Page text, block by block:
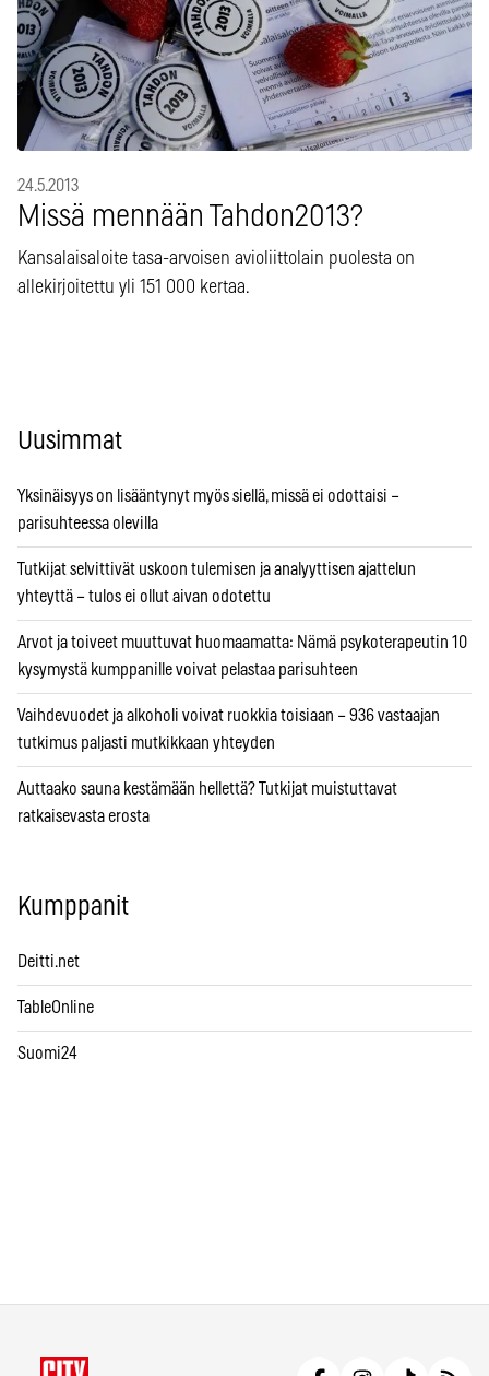
24.5.2013
Missä mennään Tahdon2013?
Kansalaisaloite tasa-arvoisen avioliittolain puolesta on
allekirjoitettu yli 151 000 kertaa.
Uusimmat
Yksinäisyys on lisääntynyt myös siellä, missä ei odottaisi –
parisuhteessa olevilla
Tutkijat selvittivät uskoon tulemisen ja analyyttisen ajattelun
yhteyttä – tulos ei ollut aivan odotettu
Arvot ja toiveet muuttuvat huomaamatta: Nämä psykoterapeutin 10
kysymystä kumppanille voivat pelastaa parisuhteen
Vaihdevuodet ja alkoholi voivat ruokkia toisiaan – 936 vastaajan
tutkimus paljasti mutkikkaan yhteyden
Auttaako sauna kestämään hellettä? Tutkijat muistuttavat
ratkaisevasta erosta
Kumppanit
Deitti.net
TableOnline
Suomi24